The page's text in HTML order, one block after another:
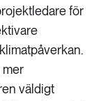
för
väldigt